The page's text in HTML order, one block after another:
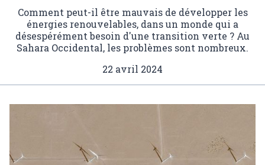
Comment peut-il être mauvais de développer les
énergies renouvelables, dans un monde qui a
désespérément besoin d'une transition verte ? Au
Sahara Occidental, les problèmes sont nombreux.
22 avril 2024